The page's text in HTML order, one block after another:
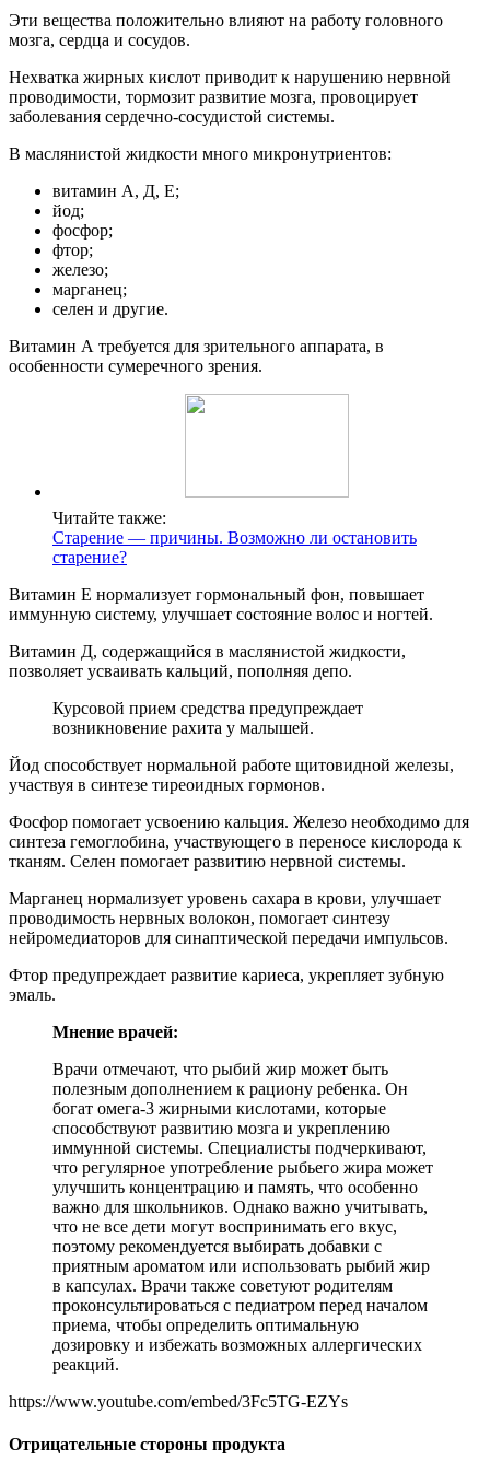
Эти вещества положительно влияют на работу головного
мозга, сердца и сосудов.
Нехватка жирных кислот приводит к нарушению нервной
проводимости, тормозит развитие мозга, провоцирует
заболевания сердечно-сосудистой системы.
В маслянистой жидкости много микронутриентов:
витамин А, Д, Е;
йод;
фосфор;
фтор;
железо;
марганец;
селен и другие.
Витамин А требуется для зрительного аппарата, в
особенности сумеречного зрения.
Читайте также:
Старение — причины. Возможно ли остановить
старение?
Витамин Е нормализует гормональный фон, повышает
иммунную систему, улучшает состояние волос и ногтей.
Витамин Д, содержащийся в маслянистой жидкости,
позволяет усваивать кальций, пополняя депо.
Курсовой прием средства предупреждает
возникновение рахита у малышей.
Йод способствует нормальной работе щитовидной железы,
участвуя в синтезе тиреоидных гормонов.
Фосфор помогает усвоению кальция. Железо необходимо для
синтеза гемоглобина, участвующего в переносе кислорода к
тканям. Селен помогает развитию нервной системы.
Марганец нормализует уровень сахара в крови, улучшает
проводимость нервных волокон, помогает синтезу
нейромедиаторов для синаптической передачи импульсов.
Фтор предупреждает развитие кариеса, укрепляет зубную
эмаль.
Мнение врачей:
Врачи отмечают, что рыбий жир может быть
полезным дополнением к рациону ребенка. Он
богат омега-3 жирными кислотами, которые
способствуют развитию мозга и укреплению
иммунной системы. Специалисты подчеркивают,
что регулярное употребление рыбьего жира может
улучшить концентрацию и память, что особенно
важно для школьников. Однако важно учитывать,
что не все дети могут воспринимать его вкус,
поэтому рекомендуется выбирать добавки с
приятным ароматом или использовать рыбий жир
в капсулах. Врачи также советуют родителям
проконсультироваться с педиатром перед началом
приема, чтобы определить оптимальную
дозировку и избежать возможных аллергических
реакций.
https://www.youtube.com/embed/3Fc5TG-EZYs
Отрицательные стороны продукта